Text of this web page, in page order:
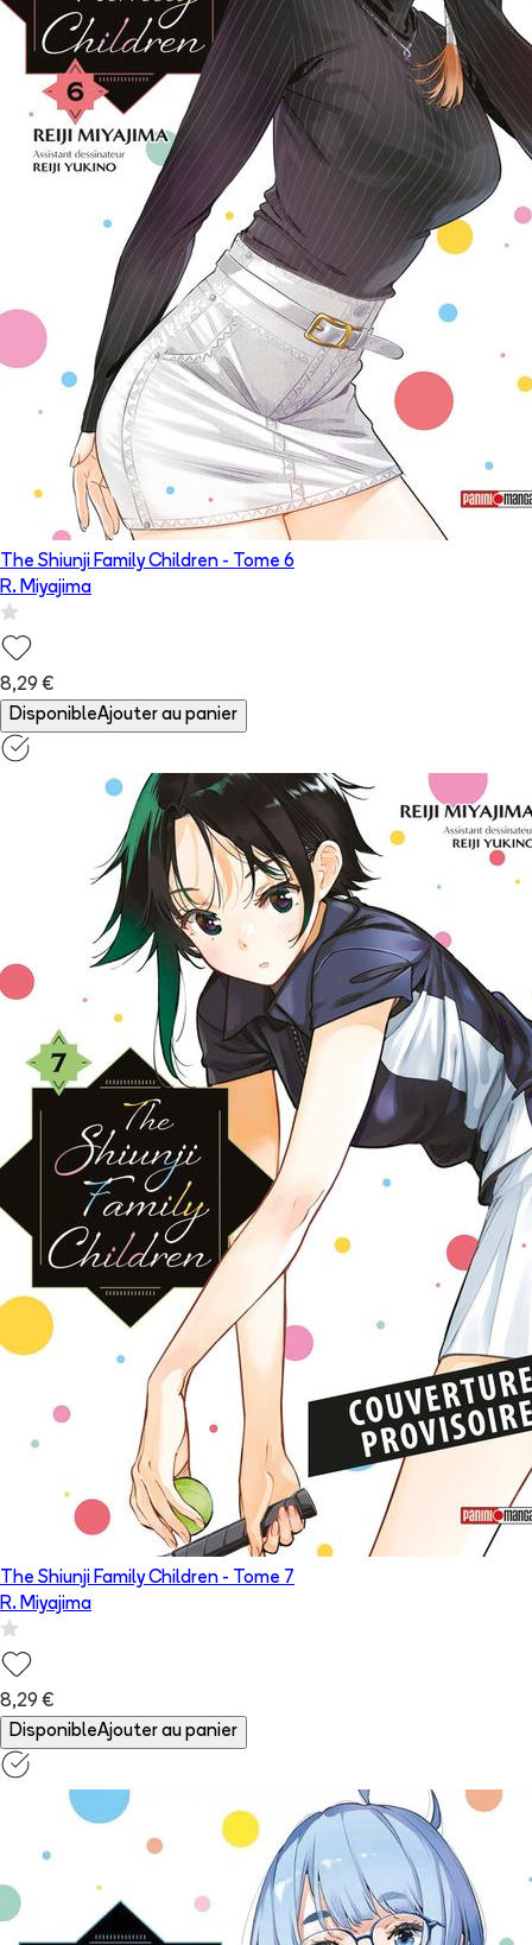
The Shiunji Family Children - Tome 6
R. Miyajima
8,29 €
DisponibleAjouter au panier
The Shiunji Family Children - Tome 7
R. Miyajima
8,29 €
DisponibleAjouter au panier